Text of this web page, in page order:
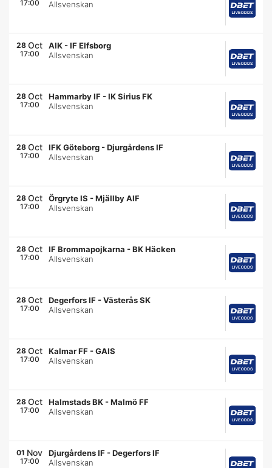
17:00 Allsvenskan
28 Oct
17:00
AIK -IF Elfsborg
Allsvenskan
28 Oct
17:00
Hammarby IF -IK Sirius FK
Allsvenskan
28 Oct
17:00
IFK Göteborg -Djurgårdens IF
Allsvenskan
28 Oct
17:00
Örgryte IS -Mjällby AIF
Allsvenskan
28 Oct
17:00
IF Brommapojkarna -BK Häcken
Allsvenskan
28 Oct
17:00
Degerfors IF -Västerås SK
Allsvenskan
28 Oct
17:00
Kalmar FF -GAIS
Allsvenskan
28 Oct
17:00
Halmstads BK -Malmö FF
Allsvenskan
01 Nov
17:00
Djurgårdens IF -Degerfors IF
Allsvenskan